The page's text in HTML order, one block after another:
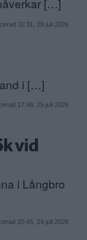
[…]
11:31, 28 juli 2026
i […]
17:48, 25 juli 2026
vid
i Långbro
20:45, 24 juli 2026